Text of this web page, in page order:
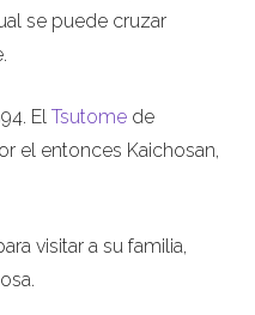
se puede cruzar
El Tsutome de
el entonces Kaichosan,
visitar a su familia,